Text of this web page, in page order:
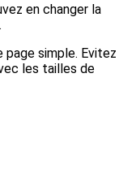
en changer la
page simple. Evitez
les tailles de